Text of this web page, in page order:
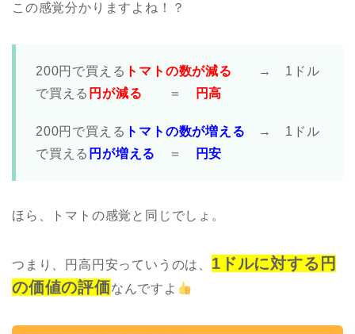
この感覚分かりますよね！？
200円で買える トマトの数が減る
→ 1ドル
で買える 円が減る ＝ 円高
200円で買える トマトの数が増える → 1ドル
で買える 円が増える ＝ 円安
ほら、トマトの感覚と同じでしょ。
つまり、円高円安っていうのは、 1ドルに対する円
の価値の評価なんですよ